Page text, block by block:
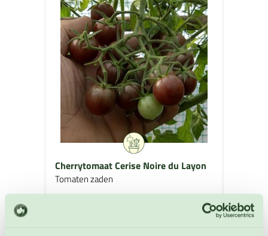
Cherrytomaat Cerise Noire du Layon
Tomaten zaden